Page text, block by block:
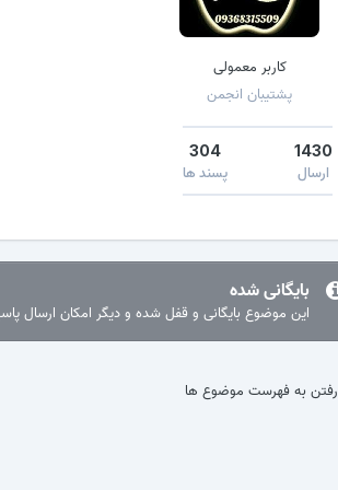
کاربر معمولی
پشتیبان انجمن
1430
ارسال
304
پسند ها
بایگانی شده
این موضوع بایگانی و قفل شده و دیگر امکان ارسال
رفتن به فهرست موضوع ها